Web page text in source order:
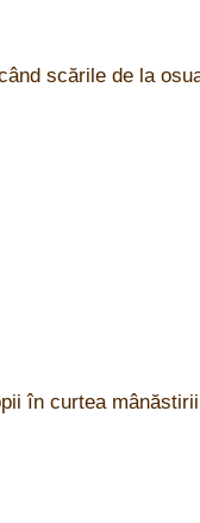
scările de la
în curtea mânăstirii